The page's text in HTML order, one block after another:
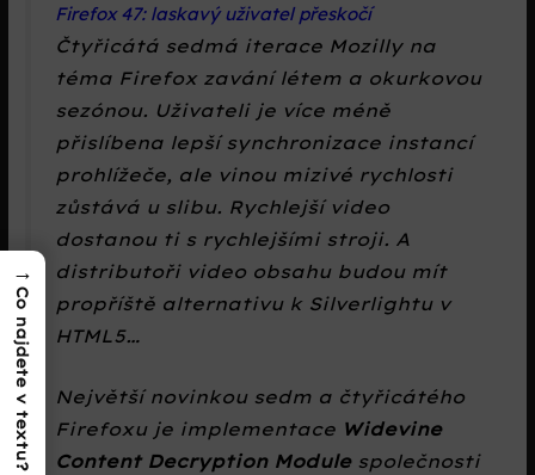
Firefox 47: laskavý uživatel přeskočí
Čtyřicátá sedmá iterace Mozilly na
téma Firefox zavání létem a okurkovou
sezónou. Uživateli je více méně
přislíbena lepší synchronizace instancí
prohlížeče, ale vinou mizivé rychlosti
zůstává u slibu. Rychlejší video
dostanou ti s rychlejšími stroji. A
distributoři video obsahu budou mít
propříště alternativu k Silverlightu v
HTML5…
Největší novinkou sedm a čtyřicátého
Firefoxu je implementace Widevine
Content Decryption Modulespolečnosti
→
Co najdete v textu?